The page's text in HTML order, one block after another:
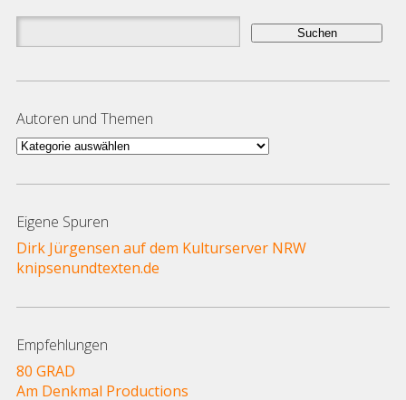
Suchen
nach:
Autoren und Themen
Autoren
Themen
Eigene Spuren
Dirk Jürgensen auf dem Kulturserver NRW
knipsenundtexten.de
Empfehlungen
80 GRAD
Am Denkmal Productions